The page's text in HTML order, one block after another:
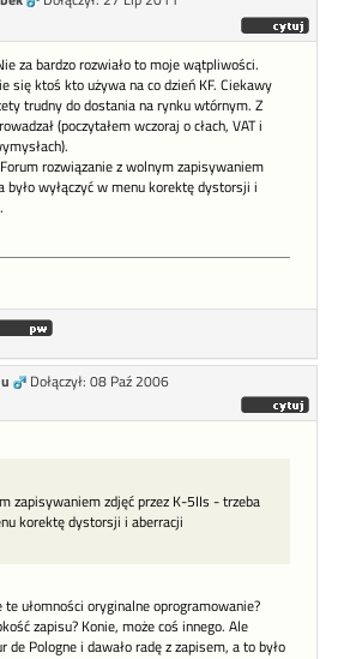
za bardzo rozwiało to moje wątpliwości.
się ktoś kto używa na co dzień KF. Ciekawy
trudny do dostania na rynku wtórnym. Z
(poczytałem wczoraj o cłach, VAT i
rozwiązanie z wolnym zapisywaniem
było wyłączyć w menu korektę dystorsji i
Dołączył: 08 Paź 2006
zapisywaniem zdjęć przez K-5IIs - trzeba
korektę dystorsji i aberracji
ułomności oryginalne oprogramowanie?
zapisu? Konie, może coś innego. Ale
de Pologne i dawało radę z zapisem, a to było